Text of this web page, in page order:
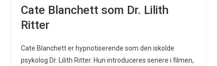
Cate Blanchett som Dr. Lilith
Ritter
Cate Blanchett er hypnotiserende som den iskolde
psykolog Dr. Lilith Ritter. Hun introduceres senere i filmen,